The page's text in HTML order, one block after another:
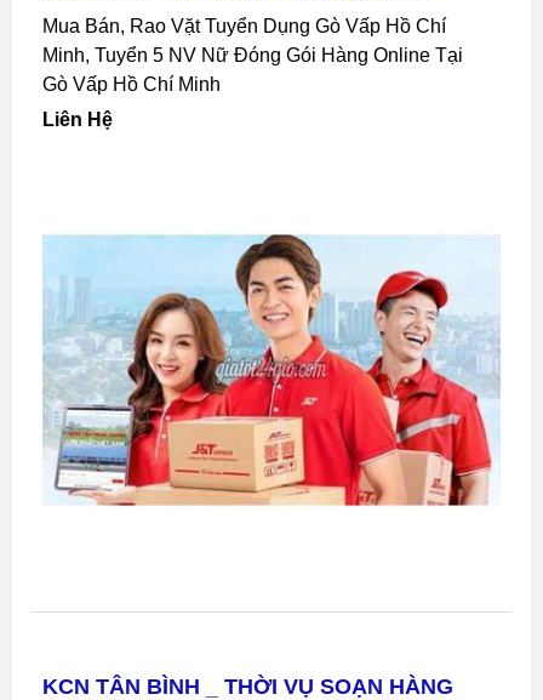
Mua Bán, Rao Vặt Tuyển Dụng Gò Vấp Hồ Chí
Minh, Tuyển 5 NV Nữ Đóng Gói Hàng Online Tại
Gò Vấp Hồ Chí Minh
Liên Hệ
KCN TÂN BÌNH _ THỜI VỤ SOẠN HÀNG